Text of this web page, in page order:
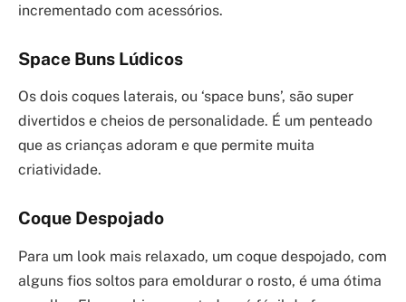
incrementado com acessórios.
Space Buns Lúdicos
Os dois coques laterais, ou ‘space buns’, são super
divertidos e cheios de personalidade. É um penteado
que as crianças adoram e que permite muita
criatividade.
Coque Despojado
Para um look mais relaxado, um coque despojado, com
alguns fios soltos para emoldurar o rosto, é uma ótima